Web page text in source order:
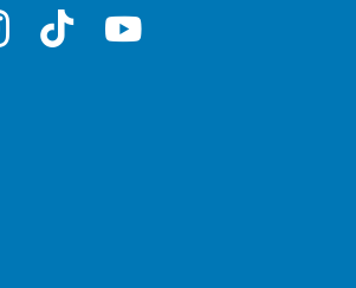
instagram tiktok youtube